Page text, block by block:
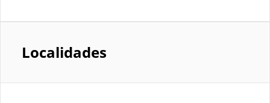
Localidades